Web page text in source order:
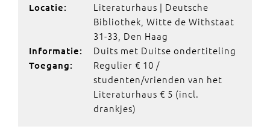
Locatie:
Literaturhaus | Deutsche
Bibliothek, Witte de Withstaat
31-33, Den Haag
Informatie: Duits met Duitse ondertiteling
Toegang:
Regulier € 10 /
studenten/vrienden van het
Literaturhaus € 5 (incl.
drankjes)